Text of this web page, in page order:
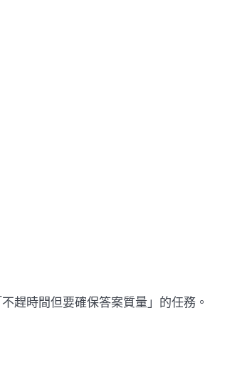
趕時間但要確保答案質量」的任務。